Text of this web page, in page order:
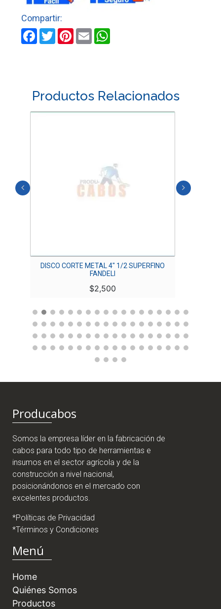
GRANO
36
cantidadFacebook
TwitterPinterest
EmailWhatsApp
Productos Relacionados
DISCO CORTE METAL 4″ 1/2 SUPERFINO
FANDELI
$2,500
Producabos
Somos la empresa líder en la fabricación de
cabos para todo tipo de herramientas e
insumos en el sector agrícola y de la
construcción a nivel nacional,
posicionándonos en el mercado con
excelentes productos.
*Políticas de Privacidad
*Términos y Condiciones
Menú
Home
Quiénes Somos
Productos